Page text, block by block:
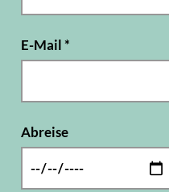
E-Mail*
Abreise